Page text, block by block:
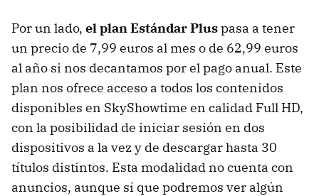
Por un lado, el plan Estándar Pluspasa a tener
un precio de 7,99 euros al mes o de 62,99 euros
al año si nos decantamos por el pago anual. Este
plan nos ofrece acceso a todos los contenidos
disponibles en SkyShowtime en calidad Full HD,
con la posibilidad de iniciar sesión en dos
dispositivos a la vez y de descargar hasta 30
títulos distintos. Esta modalidad no cuenta con
anuncios, aunque sí que podremos ver algún